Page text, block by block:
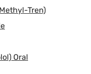
Tren)
Oral